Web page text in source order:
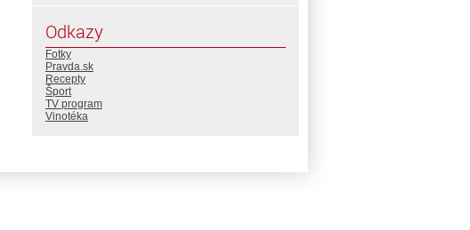
Odkazy
Fotky
Pravda.sk
Recepty
Šport
TV program
Vinotéka